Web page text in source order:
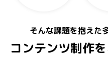
そんな課題を抱えた
コンテンツ制作